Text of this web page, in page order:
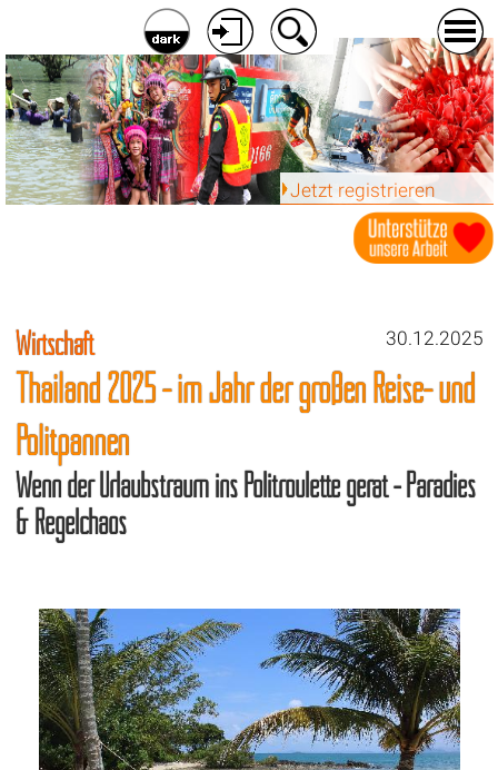
Jetzt registrieren
30.12.2025
Wirtschaft
Thailand 2025 - im Jahr der großen Reise- und
Politpannen
Wenn der Urlaubstraum ins Politroulette gerät - Paradies
& Regelchaos